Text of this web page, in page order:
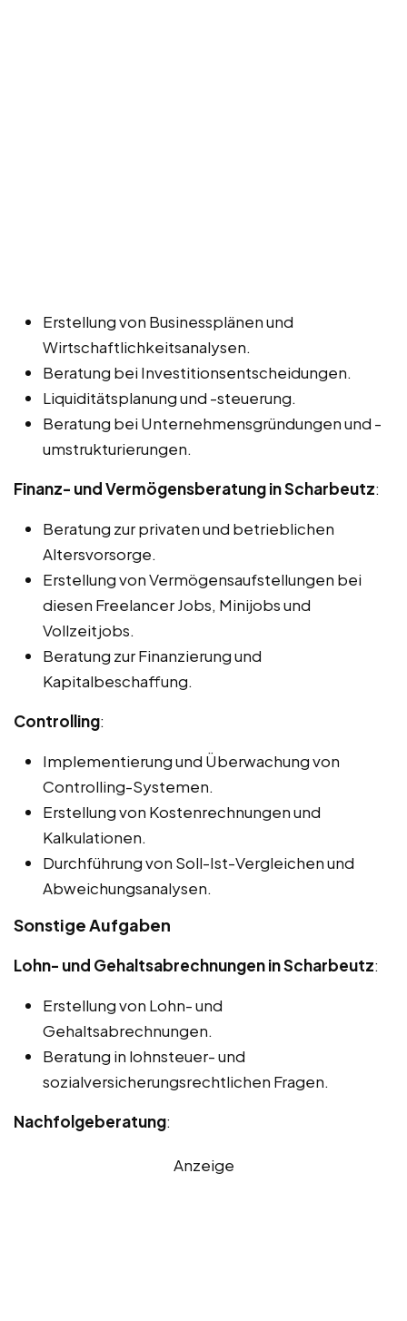
Erstellung von Businessplänen und
Wirtschaftlichkeitsanalysen.
Beratung bei Investitionsentscheidungen.
Liquiditätsplanung und -steuerung.
Beratung bei Unternehmensgründungen und -
umstrukturierungen.
Finanz- und Vermögensberatung in Scharbeutz:
Beratung zur privaten und betrieblichen
Altersvorsorge.
Erstellung von Vermögensaufstellungen bei
diesen Freelancer Jobs, Minijobs und
Vollzeitjobs.
Beratung zur Finanzierung und
Kapitalbeschaffung.
Controlling:
Implementierung und Überwachung von
Controlling-Systemen.
Erstellung von Kostenrechnungen und
Kalkulationen.
Durchführung von Soll-Ist-Vergleichen und
Abweichungsanalysen.
Sonstige Aufgaben
Lohn- und Gehaltsabrechnungen in Scharbeutz:
Erstellung von Lohn- und
Gehaltsabrechnungen.
Beratung in lohnsteuer- und
sozialversicherungsrechtlichen Fragen.
Nachfolgeberatung:
Anzeige